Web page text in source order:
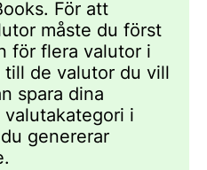
För att
måste du först
för flera valutor i
till de valutor du vill
spara dina
i
genererar